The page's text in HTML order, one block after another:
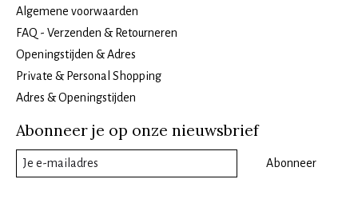
Algemene voorwaarden
FAQ - Verzenden & Retourneren
Openingstijden & Adres
Private & Personal Shopping
Adres & Openingstijden
Abonneer je op onze nieuwsbrief
Abonneer